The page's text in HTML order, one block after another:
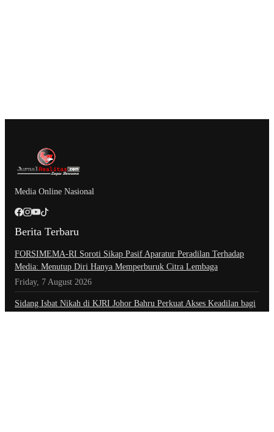
Media Online Nasional
Berita Terbaru
​FORSIMEMA-RI Soroti Sikap Pasif Aparatur Peradilan Terhadap
Media: Menutup Diri Hanya Memperburuk Citra Lembaga
Friday, 7 August 2026
Sidang Isbat Nikah di KJRI Johor Bahru Perkuat Akses Keadilan bagi